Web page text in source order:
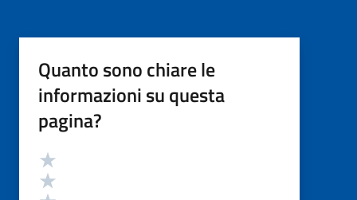
Quanto sono chiare le
informazioni su questa
pagina?
Valutazione